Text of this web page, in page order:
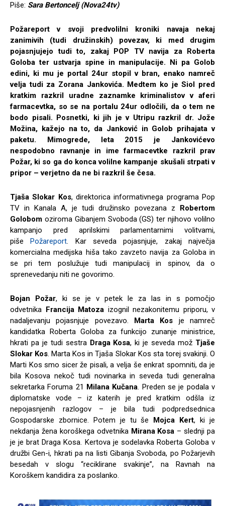
Piše: Sara Bertoncelj (Nova24tv)
Požareport v svoji predvolilni kroniki navaja nekaj
zanimivih (tudi družinskih) povezav, ki med drugim
pojasnjujejo tudi to, zakaj POP TV navija za Roberta
Goloba ter ustvarja spine in manipulacije. Ni pa Golob
edini, ki mu je portal 24ur stopil v bran, enako namreč
velja tudi za Zorana Jankovića. Medtem ko je Siol pred
kratkim razkril uradne zaznamke kriminalistov v aferi
farmacevtka, so se na portalu 24ur odločili, da o tem ne
bodo pisali. Posnetki, ki jih je v Utripu razkril dr. Jože
Možina, kažejo na to, da Janković in Golob prihajata v
paketu. Mimogrede, leta 2015 je Jankovićevo
nespodobno ravnanje in ime farmacevtke razkril prav
Požar, ki so ga do konca volilne kampanje skušali strpati v
pripor – verjetno da ne bi razkril še česa.
Tjaša Slokar Kos, direktorica informativnega programa Pop
TV in Kanala A, je tudi družinsko povezana z
Robertom
Golobom oziroma Gibanjem Svoboda (GS) ter njihovo volilno
kampanjo pred aprilskimi parlamentarnimi volitvami,
piše Požareport. Kar seveda pojasnjuje, zakaj največja
komercialna medijska hiša tako zavzeto navija za Goloba in
se pri tem poslužuje tudi manipulacij in spinov, da o
sprenevedanju niti ne govorimo.
Bojan Požar, ki se je v petek le za las in s pomočjo
odvetnika
Francija Matoza izognil nezakonitemu priporu, v
nadaljevanju pojasnjuje povezavo.
Marta Kos je namreč
kandidatka Roberta Goloba za funkcijo zunanje ministrice,
hkrati pa je tudi sestra Draga Kosa, ki je seveda mož Tjaše
Slokar Kos. Marta Kos in Tjaša Slokar Kos sta torej svakinji. O
Marti Kos smo sicer že pisali, a velja še enkrat spomniti, da je
bila Kosova nekoč tudi novinarka in seveda tudi generalna
sekretarka Foruma 21
Milana Kučana. Preden se je podala v
diplomatske vode – iz katerih je pred kratkim odšla iz
nepojasnjenih razlogov – je bila tudi podpredsednica
Gospodarske zbornice. Potem je tu še
Mojca Kert, ki je
nekdanja žena koroškega odvetnika Mirana Kosa – slednji pa
je je brat Draga Kosa. Kertova je sodelavka Roberta Goloba v
družbi Gen-i, hkrati pa na listi Gibanja Svoboda, po Požarjevih
besedah v slogu “reciklirane svakinje”, na Ravnah na
Koroškem kandidira za poslanko.